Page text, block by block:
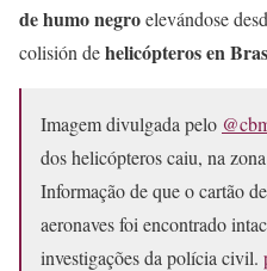
de humo negroelevándose
colisión dehelicópteros en
Imagem divulgada pelo
dos helicópteros caiu, na
Informação de que o cartão
aeronaves foi encontrado
investigações da polícia civil.